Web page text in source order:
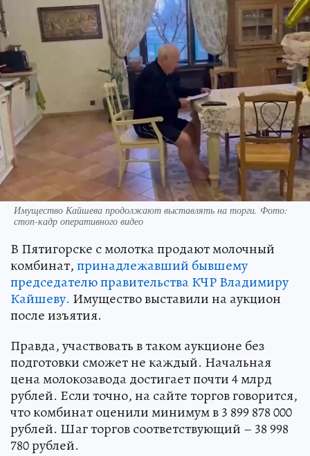
Имущество Кайшева продолжают выставлять на торги. Фото:
стоп-кадр оперативного видео
В Пятигорске с молотка продают молочный
комбинат,принадлежавший бывшему
председателю правительства КЧР Владимиру
Кайшеву. Имущество выставили на аукцион
после изъятия.
Правда, участвовать в таком аукционе без
подготовки сможет не каждый. Начальная
цена молокозавода достигает почти 4 млрд
рублей. Если точно, на сайте торгов говорится,
что комбинат оценили минимум в 3 899 878 000
рублей. Шаг торгов соответствующий – 38 998
780 рублей.